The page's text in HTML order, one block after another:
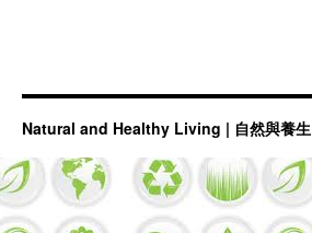
Natural and Healthy Living | 自然與養生